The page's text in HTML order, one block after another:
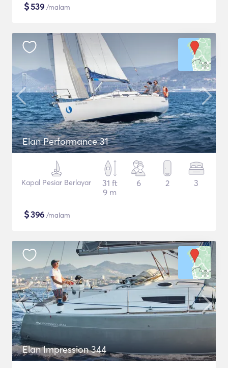
$539 /malam
Elan Performance 31
Kapal Pesiar Berlayar
31 ft
9 m
6 2 3
$396 /malam
Elan Impression 344